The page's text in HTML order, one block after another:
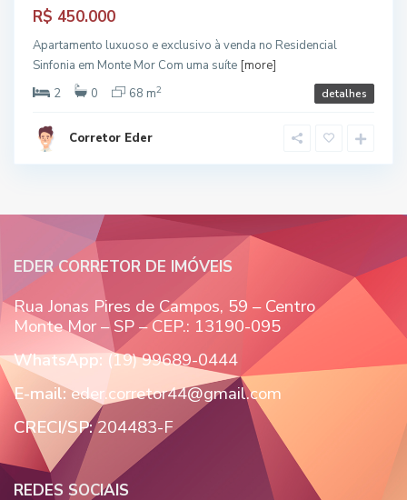
R$ 450.000
Apartamento luxuoso e exclusivo à venda no Residencial
Sinfonia em Monte Mor Com uma suíte [more]
2
0 68 m2 detalhes
Corretor Eder
EDER CORRETOR DE IMÓVEIS
Rua Jonas Pires de Campos, 59 – Centro
Monte Mor – SP – CEP.: 13190-095
WhatsApp: (19) 99689-0444
E-mail:eder.corretor44@gmail.com
CRECI/SP:204483-F
REDES SOCIAIS